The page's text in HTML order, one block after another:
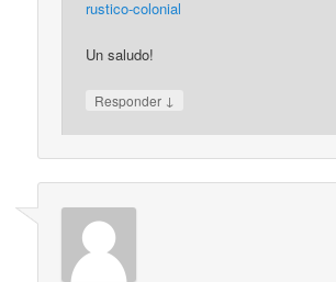
rustico-colonial
Un saludo!
Responder ↓